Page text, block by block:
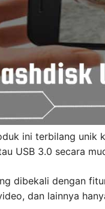
ini terbilang unik
USB 3.0 secara
dibekali dengan
dan lainnya